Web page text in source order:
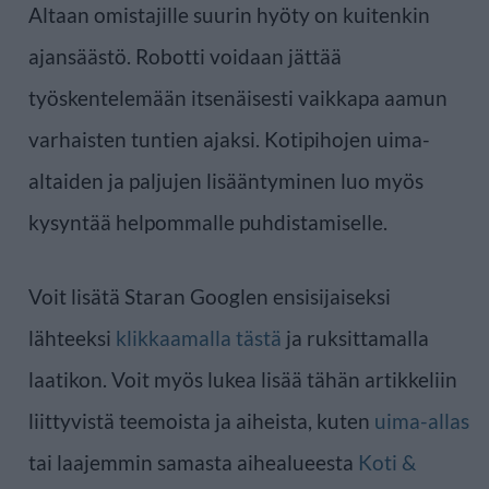
Altaan omistajille suurin hyöty on kuitenkin
ajansäästö. Robotti voidaan jättää
työskentelemään itsenäisesti vaikkapa aamun
varhaisten tuntien ajaksi. Kotipihojen uima-
altaiden ja paljujen lisääntyminen luo myös
kysyntää helpommalle puhdistamiselle.
Voit lisätä Staran Googlen ensisijaiseksi
lähteeksi klikkaamalla tästä ja ruksittamalla
laatikon. Voit myös lukea lisää tähän artikkeliin
liittyvistä teemoista ja aiheista, kuten uima-allas
tai laajemmin samasta aihealueesta Koti &